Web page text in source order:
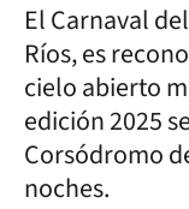
El Carnaval
Ríos, es
cielo abierto
edición 2025
Corsódromo
noches.